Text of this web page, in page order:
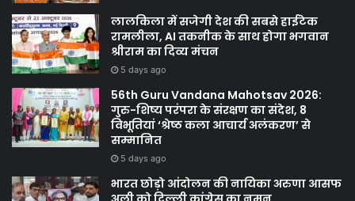
लालकिला में सजेगी देश की सबसे हाईटेक
रामलीला, AI तकनीक के साथ होगा भगवान
श्रीराम का दिव्य मंचन
5 days ago
56th Guru Vandana Mahotsav 2026:
गुरु-शिष्य परंपरा के संरक्षण का संदेश, 8
विभूतियां ‘श्रेष्ठ कला आचार्य अलंकरण’ से
सम्मानित
5 days ago
भारत छोड़ो आंदोलन की नायिका अरुणा आसफ